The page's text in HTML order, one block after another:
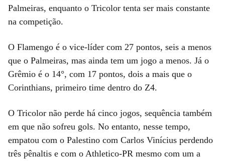
Palmeiras, enquanto o Tricolor tenta ser mais constante
na competição.
O Flamengo é o vice-líder com 27 pontos, seis a menos
que o Palmeiras, mas ainda tem um jogo a menos. Já o
Grêmio é o 14°, com 17 pontos, dois a mais que o
Corinthians, primeiro time dentro do Z4.
O Tricolor não perde há cinco jogos, sequência também
em que não sofreu gols. No entanto, nesse tempo,
empatou com o Palestino com Carlos Vinícius perdendo
três pênaltis e com o Athletico-PR mesmo com um a